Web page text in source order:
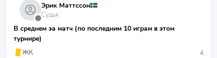
⬤
Эрик Маттссон
Судья
В среднем за матч (по последним 10 играм в этом
турнире)
ЖК
4